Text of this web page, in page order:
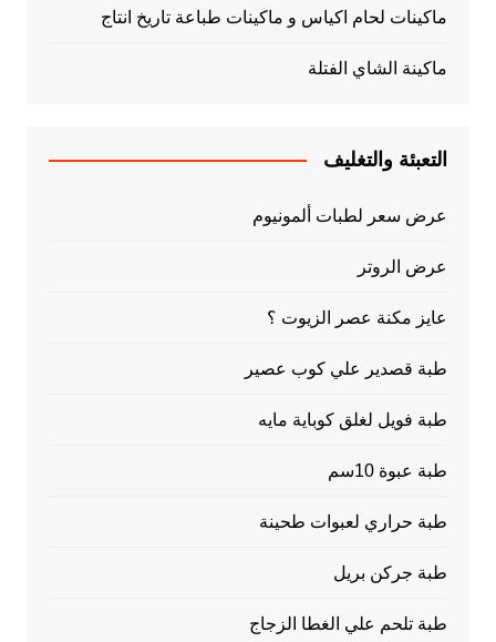
ماكينات لحام اكياس و ماكينات طباعة تاريخ انتاج
ماكينة الشاي الفتلة
التعبئة والتغليف
عرض سعر لطبات ألمونيوم
عرض الروتر
عايز مكنة عصر الزيوت ؟
طبة قصدير علي كوب عصير
طبة فويل لغلق كوباية مايه
طبة عبوة 10سم
طبة حراري لعبوات طحينة
طبة جركن بريل
طبة تلحم علي الغطا الزجاج